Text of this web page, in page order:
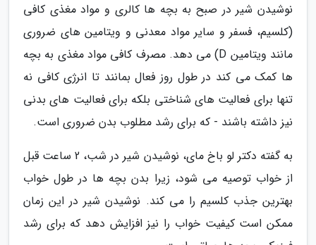
نوشیدن شیر در صبح به بچه ها کالری و مواد مغذی کافی
(کلسیم، فسفر و سایر مواد معدنی و ویتامین های ضروری
مانند ویتامین D) می دهد. مصرف کافی مواد مغذی به بچه
ها کمک می کند در طول روز فعال بمانند تا انرژی کافی نه
تنها برای فعالیت های شناختی بلکه برای فعالیت های بدنی
نیز داشته باشند - که برای رشد مطلوب بدن ضروری است.
به گفته دکتر لو باخ مای، نوشیدن شیر در شب، 2 ساعت قبل
از خواب توصیه می شود، زیرا بدن بچه ها در طول خواب
بهترین جذب کلسیم را می کند. نوشیدن شیر در این زمان
ممکن است کیفیت خواب را نیز افزایش دهد که برای رشد